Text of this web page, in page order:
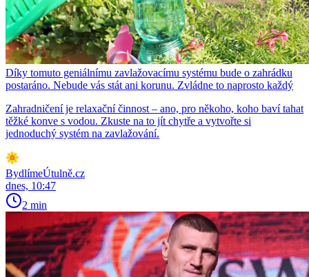
Díky tomuto geniálnímu zavlažovacímu systému bude o zahrádku
postaráno. Nebude vás stát ani korunu. Zvládne to naprosto každý
Zahradničení je relaxační činnost – ano, pro někoho, koho baví tahat
těžké konve s vodou. Zkuste na to jít chytře a vytvořte si
jednoduchý systém na zavlažování.
BydlímeÚtulně.cz
dnes, 10:47
2 min